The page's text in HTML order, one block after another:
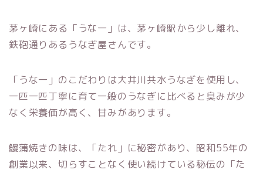
茅ヶ崎にある「うな一」は、茅ヶ崎駅から少し離れ、
鉄砲通りあるうなぎ屋さんです。
「うな一」のこだわりは大井川共水うなぎを使用し、
一匹一匹丁寧に育て一般のうなぎに比べると臭みが少
なく栄養価が高く、甘みがあります。
鰻蒲焼きの味は、「たれ」に秘密があり、昭和55年の
創業以来、切らすことなく使い続けている秘伝の「た